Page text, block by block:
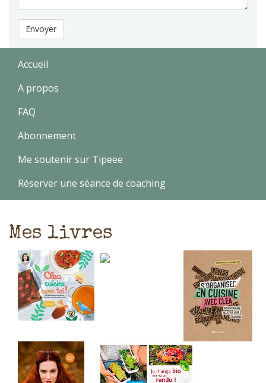
Envoyer
Accueil
A propos
FAQ
Abonnement
Me soutenir sur Tipeee
Réserver une séance de coaching
Mes livres